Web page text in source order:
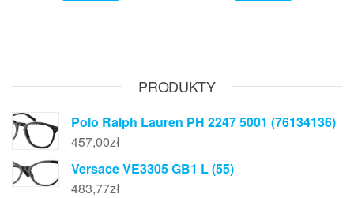
PRODUKTY
Polo Ralph Lauren PH 2247 5001 (76134136)
457,00zł
Versace VE3305 GB1 L (55)
483,77zł